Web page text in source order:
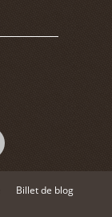
Billet de blog